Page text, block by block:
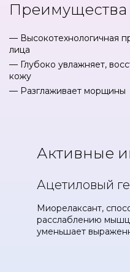
Преимущества
— Высокотехнологичная
лица
— Глубоко увлажняет,
кожу
— Разглаживает морщины
Активные
Ацетиловый
Миорелаксант,
расслаблению
уменьшает